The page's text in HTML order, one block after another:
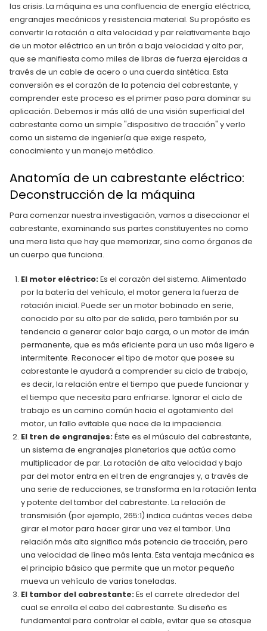
las crisis. La máquina es una confluencia de energía eléctrica,
engranajes mecánicos y resistencia material. Su propósito es
convertir la rotación a alta velocidad y par relativamente bajo
de un motor eléctrico en un tirón a baja velocidad y alto par,
que se manifiesta como miles de libras de fuerza ejercidas a
través de un cable de acero o una cuerda sintética. Esta
conversión es el corazón de la potencia del cabrestante, y
comprender este proceso es el primer paso para dominar su
aplicación. Debemos ir más allá de una visión superficial del
cabrestante como un simple "dispositivo de tracción" y verlo
como un sistema de ingeniería que exige respeto,
conocimiento y un manejo metódico.
Anatomía de un cabrestante eléctrico:
Deconstrucción de la máquina
Para comenzar nuestra investigación, vamos a diseccionar el
cabrestante, examinando sus partes constituyentes no como
una mera lista que hay que memorizar, sino como órganos de
un cuerpo que funciona.
El motor eléctrico: Es el corazón del sistema. Alimentado
por la batería del vehículo, el motor genera la fuerza de
rotación inicial. Puede ser un motor bobinado en serie,
conocido por su alto par de salida, pero también por su
tendencia a generar calor bajo carga, o un motor de imán
permanente, que es más eficiente para un uso más ligero e
intermitente. Reconocer el tipo de motor que posee su
cabrestante le ayudará a comprender su ciclo de trabajo,
es decir, la relación entre el tiempo que puede funcionar y
el tiempo que necesita para enfriarse. Ignorar el ciclo de
trabajo es un camino común hacia el agotamiento del
motor, un fallo evitable que nace de la impaciencia.
El tren de engranajes: Éste es el músculo del cabrestante,
un sistema de engranajes planetarios que actúa como
multiplicador de par. La rotación de alta velocidad y bajo
par del motor entra en el tren de engranajes y, a través de
una serie de reducciones, se transforma en la rotación lenta
y potente del tambor del cabrestante. La relación de
transmisión (por ejemplo, 265:1) indica cuántas veces debe
girar el motor para hacer girar una vez el tambor. Una
relación más alta significa más potencia de tracción, pero
una velocidad de línea más lenta. Esta ventaja mecánica es
el principio básico que permite que un motor pequeño
mueva un vehículo de varias toneladas.
El tambor del cabrestante: Es el carrete alrededor del
cual se enrolla el cabo del cabrestante. Su diseño es
fundamental para controlar el cable, evitar que se atasque